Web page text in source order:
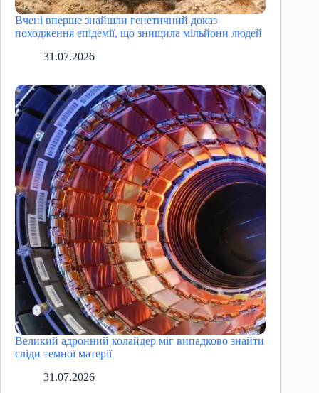
Вчені вперше знайшли генетичний доказ
походження епідемії, що знищила мільйони людей
31.07.2026
Великий адронний колайдер міг випадково знайти
сліди темної матерії
31.07.2026